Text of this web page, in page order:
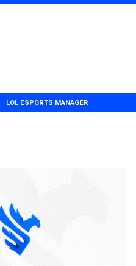
LOL ESPORTS MANAGER